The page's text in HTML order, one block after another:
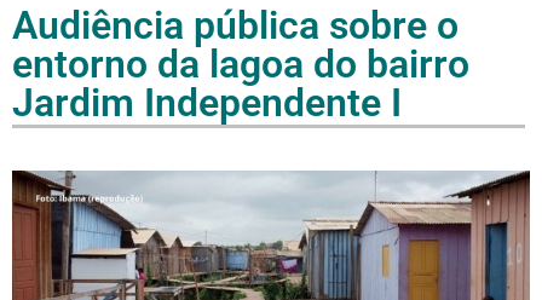
Audiência pública sobre o
entorno da lagoa do bairro
Jardim Independente I